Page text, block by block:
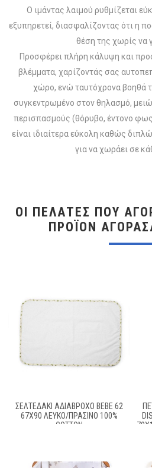
Ο ιμάντας λαιμού ρυθμίζεται
εξυπηρετεί, διασφαλίζοντας ότι η
θέση της χωρίς να
Προσφέρει πλήρη κάλυψη και
βλέμματα, χαρίζοντάς σας
χώρο, ενώ ταυτόχρονα βοηθά
συγκεντρωμένο στον θηλασμό,
περισπασμούς (θόρυβο, έντονο
είναι ιδιαίτερα εύκολη καθώς
για να χωράει σε
ΟΙ ΠΕΛΆΤΕΣ ΠΟΥ
ΠΡΟΪΌΝ
ΣΕΛΤΕΔΆΚΙ ΑΔΙΆΒΡΟΧΟ BEBE 62
67X90 ΛΕΥΚΌ/ΠΡΆΣΙΝΟ 100%
COTTON